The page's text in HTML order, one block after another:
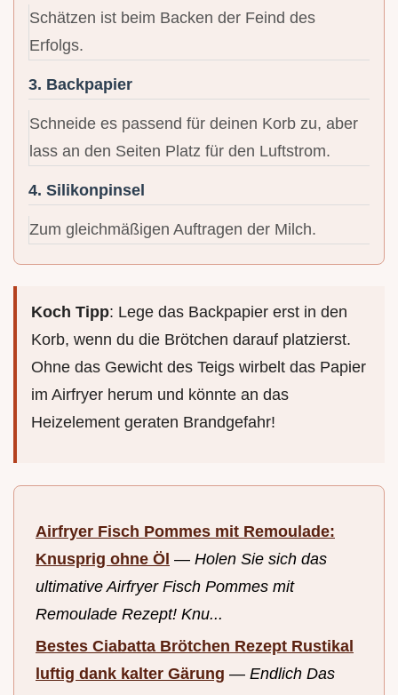
Schätzen ist beim Backen der Feind des
Erfolgs.
3. Backpapier
Schneide es passend für deinen Korb zu, aber
lass an den Seiten Platz für den Luftstrom.
4. Silikonpinsel
Zum gleichmäßigen Auftragen der Milch.
Koch Tipp: Lege das Backpapier erst in den
Korb, wenn du die Brötchen darauf platzierst.
Ohne das Gewicht des Teigs wirbelt das Papier
im Airfryer herum und könnte an das
Heizelement geraten Brandgefahr!
Airfryer Fisch Pommes mit Remoulade:
Knusprig ohne Öl — Holen Sie sich das
ultimative Airfryer Fisch Pommes mit
Remoulade Rezept! Knu...
Bestes Ciabatta Brötchen Rezept Rustikal
luftig dank kalter Gärung — Endlich Das